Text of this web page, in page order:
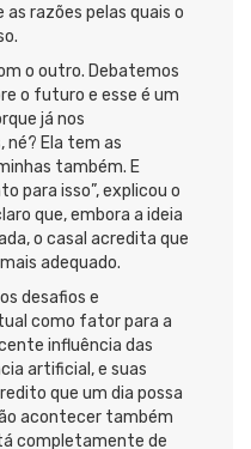
as razões pelas quais o
o outro. Debatemos
o futuro e esse é um
já nos
né? Ela tem as
também. E
para isso”, explicou o
que, embora a ideia
o casal acredita que
adequado.
desafios e
como fator para a
influência das
artificial, e suas
que um dia possa
acontecer também
completamente de